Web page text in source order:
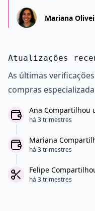
Mariana
Atualizações
As últimas
compras especializada
Ana Compartilhou
há 3 trimestres
Mariana
há 3 trimestres
Felipe
há 3 trimestres